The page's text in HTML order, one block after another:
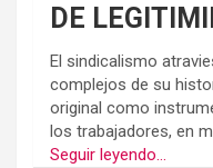
DE
El sindicalismo
complejos de su
original como
los trabajadores, en
Seguir leyendo...